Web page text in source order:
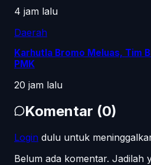
4 jam lalu
Daerah
Karhutla Bromo Meluas, Tim
PMK
20 jam lalu
Komentar (0)
Login dulu untuk
Belum ada komentar. Jadilah